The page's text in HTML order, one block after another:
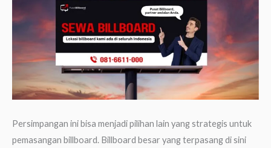
Persimpangan ini bisa menjadi pilihan lain yang strategis untuk
pemasangan billboard. Billboard besar yang terpasang di sini